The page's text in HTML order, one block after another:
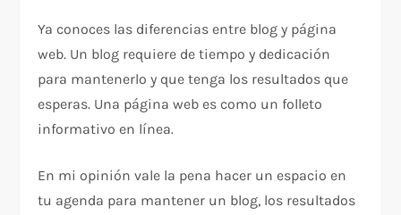
Ya conoces las diferencias entre blog y página
web. Un blog requiere de tiempo y dedicación
para mantenerlo y que tenga los resultados que
esperas. Una página web es como un folleto
informativo en línea.
En mi opinión vale la pena hacer un espacio en
tu agenda para mantener un blog, los resultados